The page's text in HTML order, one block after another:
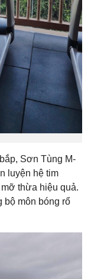
Sơn Tùng M-
luyện hệ tim
thừa hiệu quả.
bộ môn bóng rổ